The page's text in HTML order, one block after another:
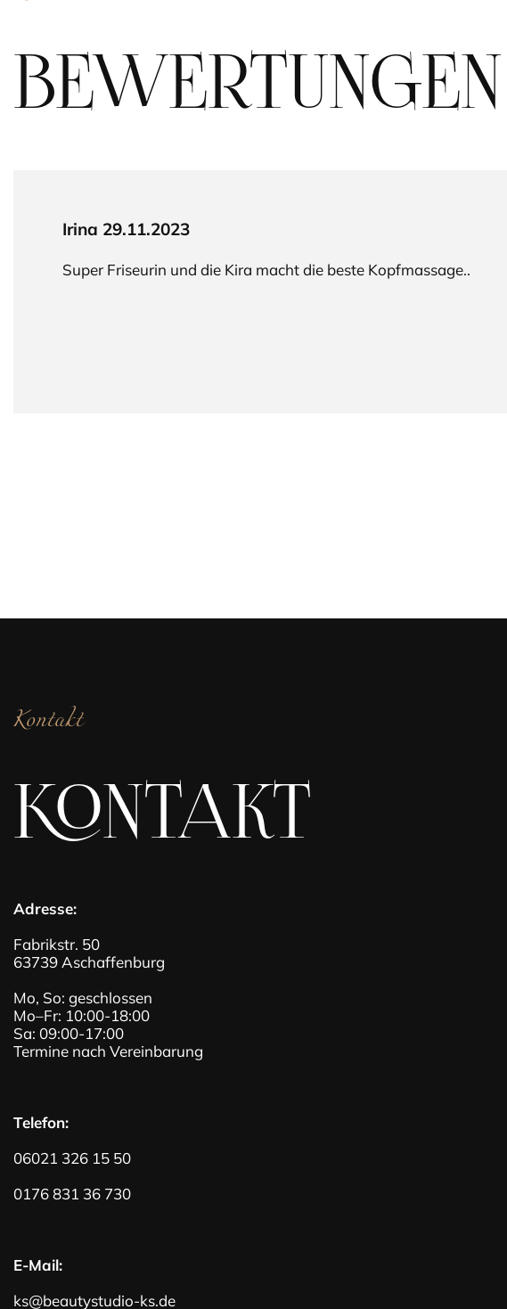
BEWERTUNGEN
Irina 29.11.2023
Super Friseurin und die Kira macht die beste Kopfmassage..
Kontakt
KONTAKT
Adresse:
Fabrikstr. 50
63739 Aschaffenburg
Mo, So: geschlossen
Mo–Fr: 10:00-18:00
Sa: 09:00-17:00
Termine nach Vereinbarung
Telefon:
06021 326 15 50
0176 831 36 730
E-Mail:
ks@beautystudio-ks.de